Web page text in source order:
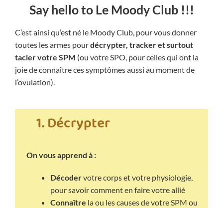
Say hello to Le Moody Club !!!
C’est ainsi qu’est né le Moody Club, pour vous donner
toutes les armes pourdécrypter, tracker et surtout
tacler votre SPM (ou votre SPO, pour celles qui ont la
joie de connaître ces symptômes aussi au moment de
l’ovulation).
1. Décrypter
On vous apprend à :
Décodervotre corps et votre physiologie,
pour savoir comment en faire votre allié
Connaître la ou les causes de votre SPM ou